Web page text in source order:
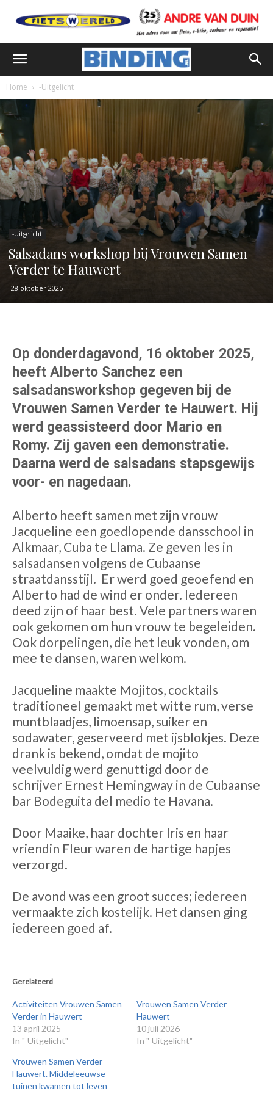
Home -Uitgelicht
-Uitgelicht
Salsadans workshop bij Vrouwen Samen
Verder te Hauwert
28 oktober 2025
Op donderdagavond, 16 oktober 2025,
heeft Alberto Sanchez een
salsadansworkshop gegeven bij de
Vrouwen Samen Verder te Hauwert. Hij
werd geassisteerd door Mario en
Romy. Zij gaven een demonstratie.
Daarna werd de salsadans stapsgewijs
voor- en nagedaan.
Alberto heeft samen met zijn vrouw
Jacqueline een goedlopende dansschool in
Alkmaar, Cuba te Llama. Ze geven les in
salsadansen volgens de Cubaanse
straatdansstijl. Er werd goed geoefend en
Alberto had de wind er onder. Iedereen
deed zijn of haar best. Vele partners waren
ook gekomen om hun vrouw te begeleiden.
Ook dorpelingen, die het leuk vonden, om
mee te dansen, waren welkom.
Jacqueline maakte Mojitos, cocktails
traditioneel gemaakt met witte rum, verse
muntblaadjes, limoensap, suiker en
sodawater, geserveerd met ijsblokjes. Deze
drank is bekend, omdat de mojito
veelvuldig werd genuttigd door de
schrijver Ernest Hemingway in de Cubaanse
bar Bodeguita del medio te Havana.
Door Maaike, haar dochter Iris en haar
vriendin Fleur waren de hartige hapjes
verzorgd.
De avond was een groot succes; iedereen
vermaakte zich kostelijk. Het dansen ging
iedereen goed af.
Gerelateerd
Activiteiten Vrouwen Samen
Verder in Hauwert
13 april 2025
In "-Uitgelicht"
Vrouwen Samen Verder
Hauwert
10 juli 2026
In "-Uitgelicht"
Vrouwen Samen Verder
Hauwert. Middeleeuwse
tuinen kwamen tot leven